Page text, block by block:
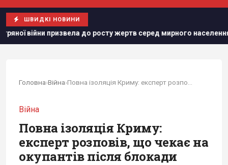
ШВИДКІ НОВИНИ
до росту жертв серед мирного населення України, –
Головна›Війна›
Війна
Повна ізоляція Криму:
експерт розповів, що чекає на
окупантів після блокади